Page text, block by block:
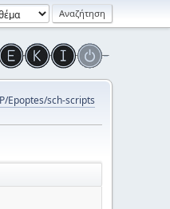
Epoptes/sch-scripts